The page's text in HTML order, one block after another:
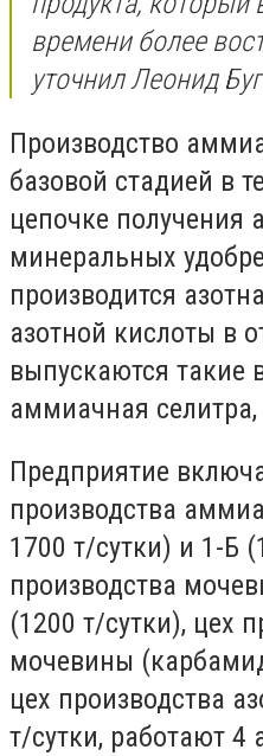
времени более
уточнил Леонид
Производство
базовой стадией в
цепочке получения
минеральных
производится
азотной кислоты в
выпускаются такие
аммиачная
Предприятие
производства
1700 т/сутки) и 1-Б
производства
(1200 т/сутки), цех
мочевины
цех производства
т/сутки, работают 4